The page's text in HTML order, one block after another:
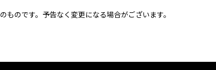
のです。予告なく変更になる場合がございます。